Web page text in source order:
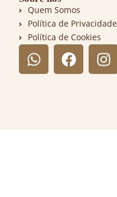
Quem Somos
Política de Privacidade
Política de Cookies